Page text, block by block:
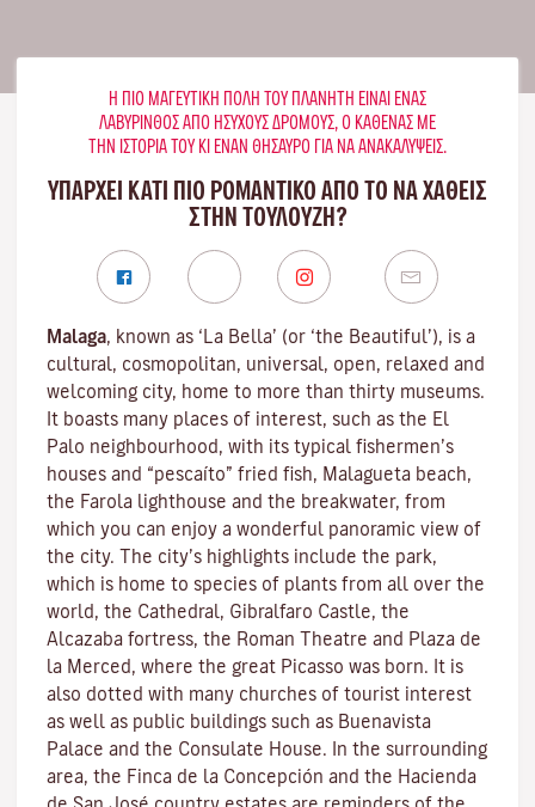
Η ΠΙΟ ΜΑΓΕΥΤΙΚΉ ΠΌΛΗ ΤΟΥ ΠΛΑΝΉΤΗ ΕΊΝΑΙ ΈΝΑΣ
ΛΑΒΎΡΙΝΘΟΣ ΑΠΌ ΉΣΥΧΟΥΣ ΔΡΌΜΟΥΣ, Ο ΚΑΘΈΝΑΣ ΜΕ
ΤΗΝ ΙΣΤΟΡΊΑ ΤΟΥ ΚΙ ΈΝΑΝ ΘΗΣΑΥΡΌ ΓΙΑ ΝΑ ΑΝΑΚΑΛΎΨΕΙΣ.
ΥΠΑΡΧΕΙ ΚΑΤΙ ΠΙΟ ΡΟΜΑΝΤΙΚΟ ΑΠΟ ΤΟ ΝΑ ΧΑΘΕΙΣ
ΣΤΗΝ ΤΟΥΛΟΎΖΗ?
Malaga, known as ‘La Bella’ (or ‘the Beautiful’), is a
cultural, cosmopolitan, universal, open, relaxed and
welcoming city, home to more than thirty museums.
It boasts many places of interest, such as the El
Palo neighbourhood, with its typical fishermen’s
houses and “pescaíto” fried fish, Malagueta beach,
the Farola lighthouse and the breakwater, from
which you can enjoy a wonderful panoramic view of
the city. The city’s highlights include the park,
which is home to species of plants from all over the
world, the Cathedral, Gibralfaro Castle, the
Alcazaba fortress, the Roman Theatre and Plaza de
la Merced, where the great Picasso was born. It is
also dotted with many churches of tourist interest
as well as public buildings such as Buenavista
Palace and the Consulate House. In the surrounding
area, the Finca de la Concepción and the Hacienda